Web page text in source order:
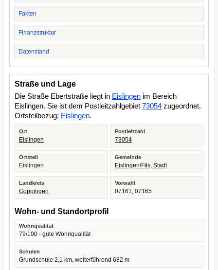
Fakten
Finanzstruktur
Datenstand
Straße und Lage
Die Straße Ebertstraße liegt in Eislingen im Bereich
Eislingen. Sie ist dem Postleitzahlgebiet 73054 zugeordnet.
Ortsteilbezug: Eislingen.
Ort
Eislingen
Postleitzahl
73054
Ortsteil
Eislingen
Gemeinde
Eislingen/Fils, Stadt
Landkreis
Göppingen
Vorwahl
07161, 07165
Wohn- und Standortprofil
Wohnqualität
79/100 - gute Wohnqualität
Schulen
Grundschule 2,1 km, weiterführend 682 m